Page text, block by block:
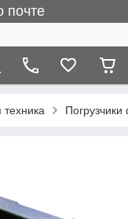
почте